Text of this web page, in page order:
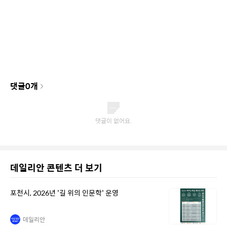
댓글0개
데일리안 콘텐츠 더 보기
포천시, 2026년 '길 위의 인문학' 운영
데일리안